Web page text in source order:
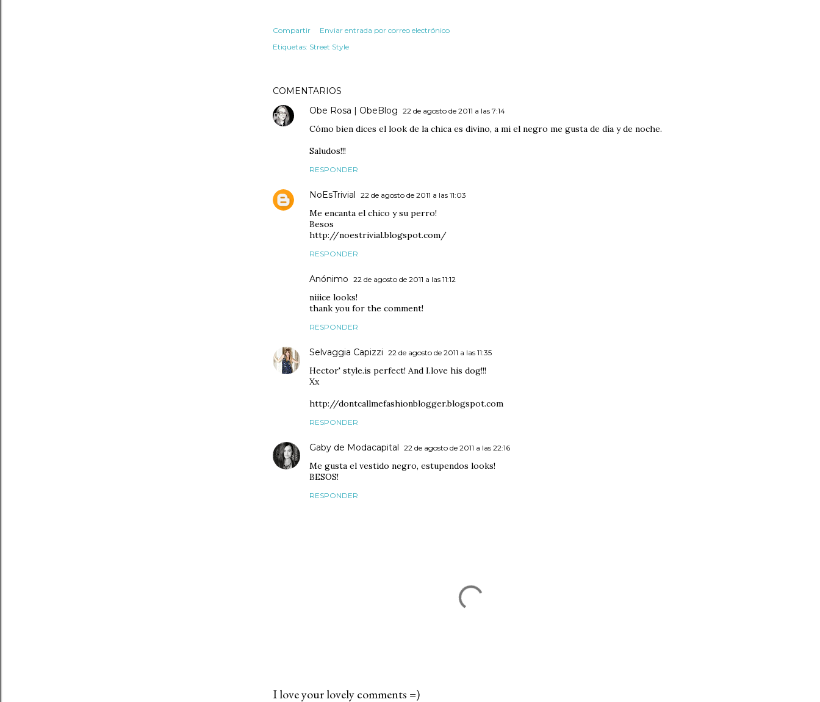
Compartir
Enviar entrada por correo electrónico
Etiquetas: Street Style
COMENTARIOS
Obe Rosa | ObeBlog 22 de agosto de 2011 a las 7:14
Cómo bien dices el look de la chica es divino, a mi el negro me gusta de día y de noche.
Saludos!!!
RESPONDER
NoEsTrivial 22 de agosto de 2011 a las 11:03
Me encanta el chico y su perro!
Besos
http://noestrivial.blogspot.com/
RESPONDER
Anónimo 22 de agosto de 2011 a las 11:12
niiice looks!
thank you for the comment!
RESPONDER
Selvaggia Capizzi 22 de agosto de 2011 a las 11:35
Hector' style.is perfect! And I.love his dog!!!
Xx
http://dontcallmefashionblogger.blogspot.com
RESPONDER
Gaby de Modacapital 22 de agosto de 2011 a las 22:16
Me gusta el vestido negro, estupendos looks!
BESOS!
RESPONDER
I love your lovely comments =)